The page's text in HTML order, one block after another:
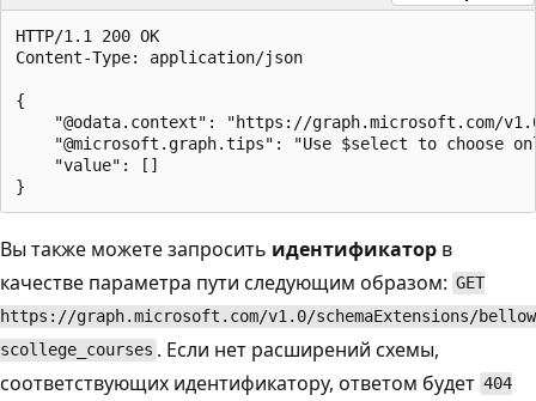
HTTP/1.1 200 OK
Content-Type: application/json
{
"@odata.context": "https://graph.microsoft.com/
"@microsoft.graph.tips": "Use $select to choose
    "value": []
Вы также можете запросить идентификатор в
качестве параметра пути следующим образом: GET
https://graph.microsoft.com/v1.0/schemaExtensions/bellow
scollege_courses . Если нет расширений схемы,
соответствующих идентификатору, ответом будет 404